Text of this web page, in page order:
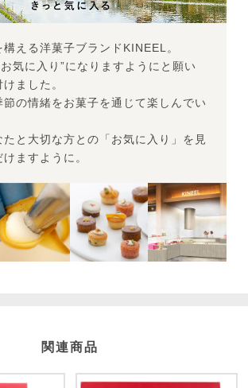
える洋菓子ブランドKINEEL。
気に入り”になりますようにと願い
ました。
節の情緒をお菓子を通じて楽しんでい
たと大切な方との「お気に入り」を見
ますように。
関連商品